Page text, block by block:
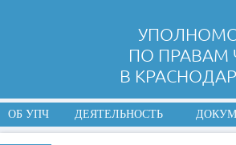
ПО ПРАВАМ
В
ОБ УПЧ ДЕЯТЕЛЬНОСТЬ